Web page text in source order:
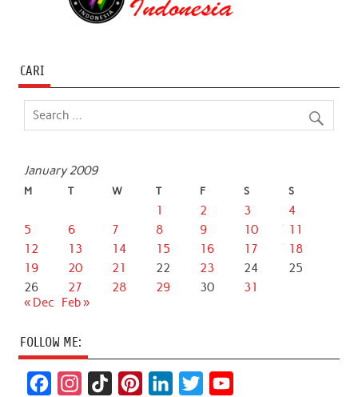
CARI
January 2009
M T W T F S S
1 2 3
4
5
6 7 8 9 10
11
12
13 14 15 16 17
18
19
20 21 22 23 24
25
26
27 28 29 30
31
« Dec
Feb »
FOLLOW ME: